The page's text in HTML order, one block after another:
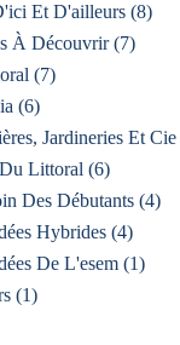
Et D'ailleurs (8)
À Découvrir(7)
(7)
(6)
Jardineries Et Cie
Littoral (6)
Des Débutants (4)
Hybrides (4)
De L'esem (1)
(1)